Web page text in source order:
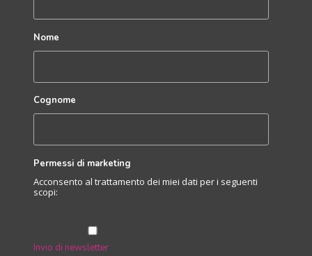
Nome
Cognome
Permessi di marketing
Acconsento al trattamento dei miei dati per i seguenti
scopi:
Invio di newsletter